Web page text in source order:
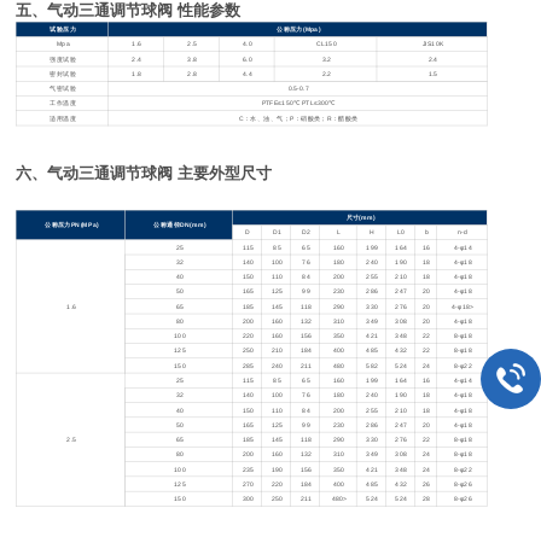
五、气动三通调节球阀 性能参数
试验压力
公称压力(Mpa)
Mpa
1.6 2.5 4.0 CL150
JIS10K
强度试验
2.4 3.8 6.0 3.2
2.4
密封试验
1.8 2.8 4.4 2.2
1.5
气密试验
0.5-0.7
工作温度
PTFE≤150℃ PTL≤300℃
适用温度
C ：水、油、气；P：硝酸类；R：醋酸类
六、气动三通调节球阀 主要外型尺寸
公称压力PN(MPa) 公称通径DN(mm)
尺寸(mm)
D
D1 D2 L H L0 b n-d
1.6
25 115 85 65 160 199 164 16
4-φ14
32
140 100 76 180 240 190 18
4-φ18
40
150 110 84 200 255 210 18
4-φ18
50
165 125 99 230 286 247 20
4-φ18
65
185 145 118 290 330 276 20 4-φ18>
80 200 160 132 310 349 308 20 4-φ18
100 220 160 156 350 421 348 22
8-φ18
125
250 210 184 400 485 432 22
8-φ18
150
285 240 211 480 582 524 24 8-φ22
2.5
25 115 85 65 160 199 164 16
4-φ14
32
140 100 76 180 240 190 18
4-φ18
40
150 110 84 200 255 210 18
4-φ18
50
165 125 99 230 286 247 20
4-φ18
65
185 145 118 290 330 276 22
8-φ18
80
200 160 132 310 349 308 24
8-φ18
100
235 190 156 350 421 348 24
8-φ22
125
270 220 184 400 485 432 26
8-φ26
150
300 250 211 480> 524 524 28 8-φ26